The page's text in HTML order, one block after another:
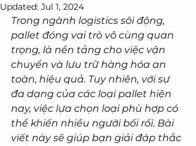
Updated: Jul 1, 2024
Trong ngành logistics sôi động,
pallet đóng vai trò vô cùng quan
trọng, là nền tảng cho việc vận
chuyển và lưu trữ hàng hóa an
toàn, hiệu quả. Tuy nhiên, với sự
đa dạng của các loại pallet hiện
nay, việc lựa chọn loại phù hợp có
thể khiến nhiều người bối rối. Bài
viết này sẽ giúp bạn giải đáp thắc